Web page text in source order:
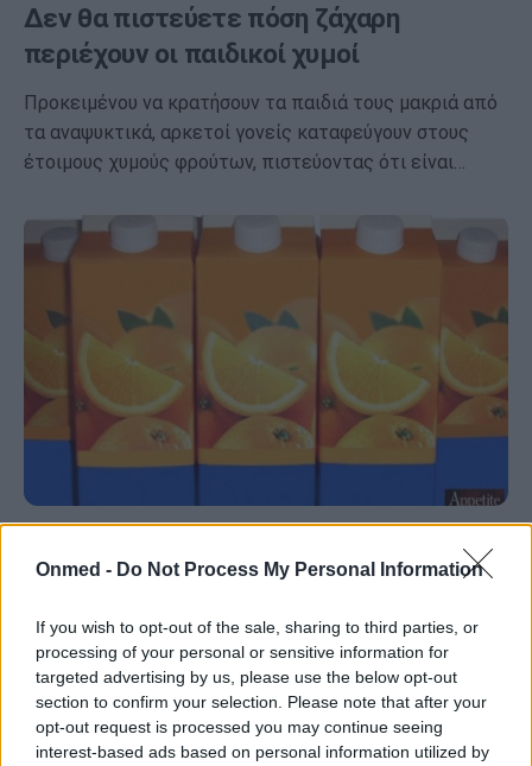
Onmed - Do Not Process My Personal Information
If you wish to opt-out of the sale, sharing to third parties, or
processing of your personal or sensitive information for
targeted advertising by us, please use the below opt-out
section to confirm your selection. Please note that after your
opt-out request is processed you may continue seeing
interest-based ads based on personal information utilized by
Δεν θα πιστεύετε πόση ζάχαρη
περιέχουν οι παιδικοί χυμοί
Προκειμένου να κρατήσουν τα παιδιά τους μακριά από
τα αναψυκτικά, αρκετοί γονείς καταφεύγουν στους
έτοιμους χυμούς φρούτων, πιστεύοντας ότι είναι…
Ο άγνωστος κίνδυνος που κρύβουν οι
χυμοί φρούτων
Πολλοί θεωρούν ότι ο χυμός φρούτων αποτελεί
αναπόσπαστο κομμάτι της υγιεινής και ισορροπημένης
διατροφής.